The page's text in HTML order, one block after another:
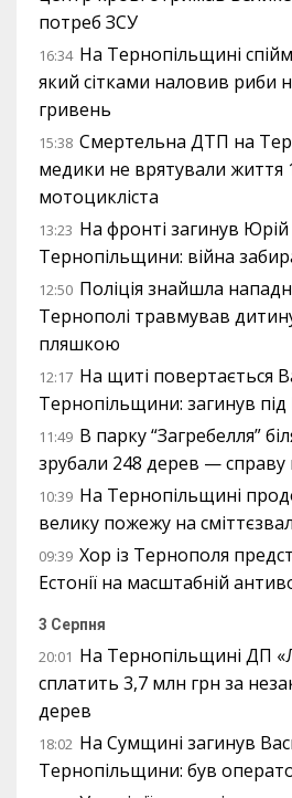
потреб ЗСУ
16:34 На Тернопільщині
який сітками наловив риби
гривень
15:38 Смертельна ДТП на
медики не врятували життя
мотоцикліста
13:23 На фронті загинув
Тернопільщини: війна
12:50 Поліція знайшла
Тернополі травмував
пляшкою
12:17 На щиті повертається
Тернопільщини: загинув
11:49 В парку “Загребелля”
зрубали 248 дерев — справу
10:39 На Тернопільщині
велику пожежу на
09:39 Хор із Тернополя
Естонії на масштабній
3 Серпня
20:01 На Тернопільщині ДП
сплатить 3,7 млн грн за
дерев
18:02 На Сумщині загинув
Тернопільщини: був